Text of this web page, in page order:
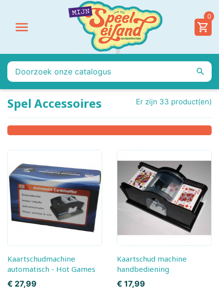

0

Spel Accessoires Er zijn 33 product(en)
Kaartschudmachine
automatisch - Hot Games
Prijs
€ 27,99
Kaartschud machine
handbediening
Prijs
€ 17,99